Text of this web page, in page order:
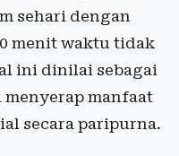
sehari dengan
menit waktu tidak
ini dinilai sebagai
menyerap manfaat
secara paripurna.